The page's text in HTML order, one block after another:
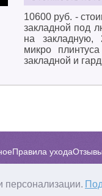
10600 руб. -
закладной под
на закладную,
микро
закладной и
Правила уходаОтзывы
персонализации.